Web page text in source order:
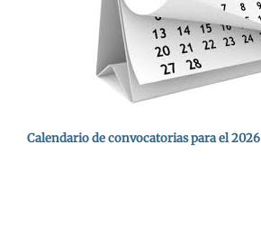
Calendario de convocatorias para el 2026